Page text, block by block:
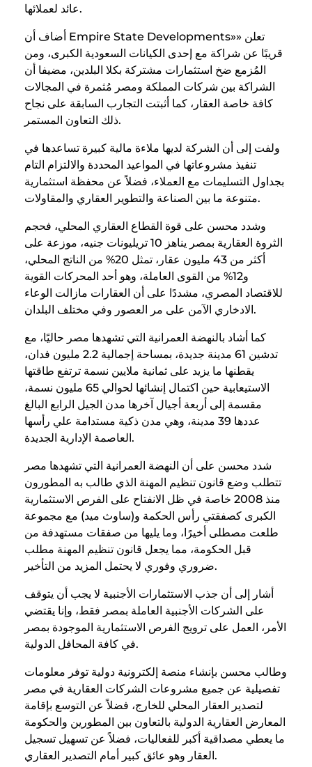
عائد لعملائها.
أضاف أن Empire State Developments»» تعلن
قريبًا عن شراكة مع إحدى الكيانات السعودية الكبرى، ومن
المُزمع ضخ استثمارات مشتركة بكلا البلدين، مضيفا أن
الشراكة بين شركات المملكة ومصر مُثمرة في المجالات
كافة خاصة العقار، كما أثبتت التجارب السابقة على نجاح
ذلك التعاون المستمر.
ولفت إلى أن الشركة لديها ملاءة مالية كبيرة تساعدها في
تنفيذ مشروعاتها في المواعيد المحددة والالتزام التام
بجداول التسليمات مع العملاء، فضلاً عن محفظة استثمارية
متنوعة ما بين الصناعة والتطوير العقاري والمقاولات.
وشدد محسن على قوة القطاع العقاري المحلي، فحجم
الثروة العقارية بمصر يناهز 10 تريليونات جنيه، موزعة على
أكثر من 43 مليون عقار، تمثل 20% من الناتج المحلي،
و12% من القوى العاملة، وهو أحد المحركات القوية
للاقتصاد المصري، مشددًا على أن العقارات مازالت الوعاء
الادخاري الآمن على مر العصور وفي مختلف البلدان.
كما أشاد بالنهضة العمرانية التي تشهدها مصر حاليًا، مع
تدشين 61 مدينة جديدة، بمساحة إجمالية 2.2 مليون فدان،
يقطنها ما يزيد على ثمانية ملايين نسمة ترتفع طاقتها
الاستيعابية حين اكتمال إنشائها لحوالي 65 مليون نسمة،
مقسمة إلى أربعة أجيال آخرها مدن الجيل الرابع البالغ
عددها 39 مدينة، وهي مدن ذكية مستدامة علي رأسها
العاصمة الإدارية الجديدة.
شدد محسن على أن النهضة العمرانية التي تشهدها مصر
تتطلب وضع قانون تنظيم المهنة الذي طالب به المطورون
منذ 2008 خاصة في ظل الانفتاح على الفرص الاستثمارية
الكبرى كصفقتي رأس الحكمة و(ساوث ميد) مع مجموعة
طلعت مصطلى أخيرًا، وما يليها من صفقات مستهدفة من
قبل الحكومة، مما يجعل قانون تنظيم المهنة مطلب
ضروري وفوري لا يحتمل المزيد من التأخير.
أشار إلى أن جذب الاستثمارات الأجنبية لا يجب أن يتوقف
على الشركات الأجنبية العاملة بمصر فقط، وإنا يقتضي
الأمر، العمل على ترويج الفرص الاستثمارية الموجودة بمصر
في كافة المحافل الدولية.
وطالب محسن بإنشاء منصة إلكترونية دولية توفر معلومات
تفصيلية عن جميع مشروعات الشركات العقارية في مصر
لتصدير العقار المحلي للخارج، فضلاً عن التوسع بإقامة
المعارض العقارية الدولية بالتعاون بين المطورين والحكومة
ما يعطي مصداقية أكبر للفعاليات، فضلاً عن تسهيل تسجيل
العقار وهو عائق كبير أمام التصدير العقاري.